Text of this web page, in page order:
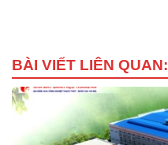
BÀI VIẾT LIÊN QUAN: